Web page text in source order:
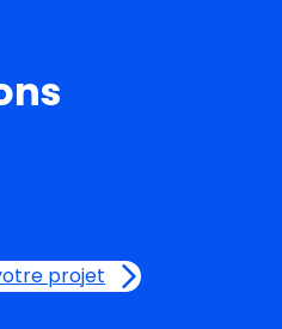
projet